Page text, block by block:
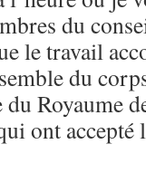
du
le travail
du
Royaume
ont accepté